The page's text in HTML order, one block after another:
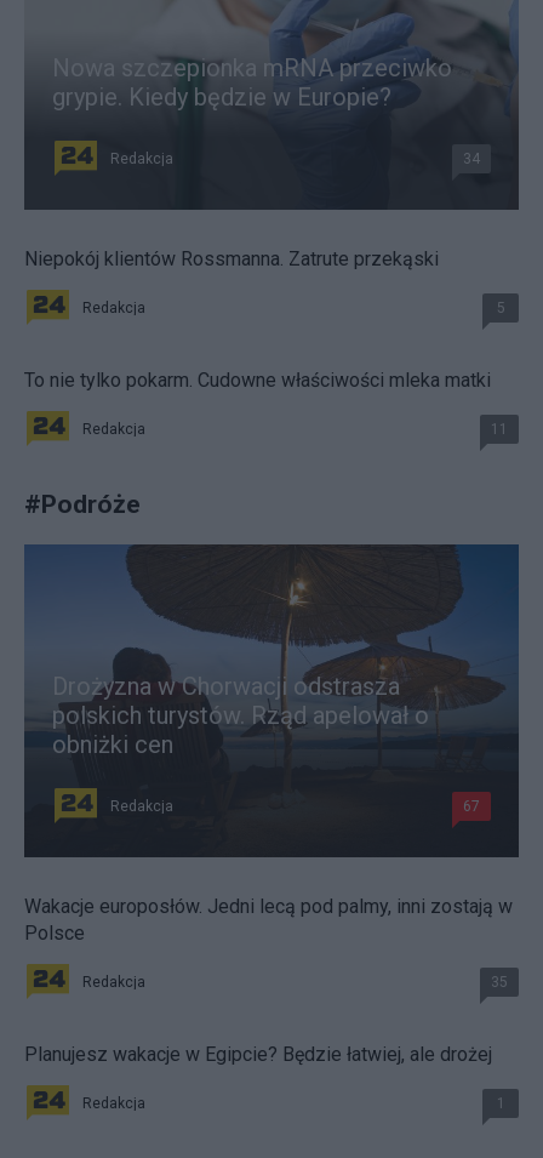
Nowa szczepionka mRNA przeciwko
grypie. Kiedy będzie w Europie?
Redakcja 34
Niepokój klientów Rossmanna. Zatrute przekąski
Redakcja 5
To nie tylko pokarm. Cudowne właściwości mleka matki
Redakcja 11
#Podróże
Drożyzna w Chorwacji odstrasza
polskich turystów. Rząd apelował o
obniżki cen
Redakcja 67
Wakacje europosłów. Jedni lecą pod palmy, inni zostają w
Polsce
Redakcja 35
Planujesz wakacje w Egipcie? Będzie łatwiej, ale drożej
Redakcja 1